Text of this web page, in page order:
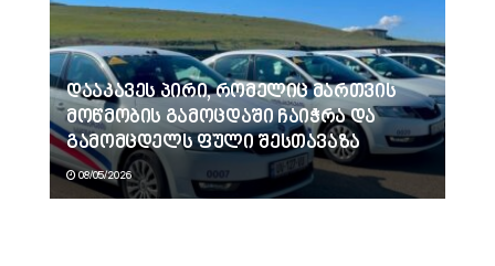
დააკავეს პირი, რომელიც მართვის
მოწმობის გამოცდაში ჩაიჭრა და
გამომცდელს ფული შესთავაზა
08/05/2026